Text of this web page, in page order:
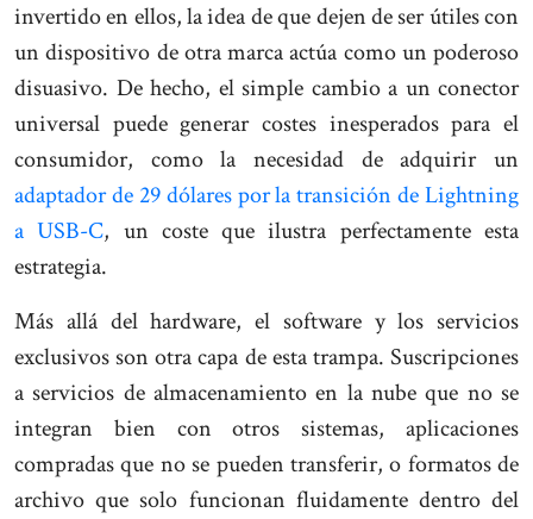
invertido en ellos, la idea de que dejen de ser útiles con
un dispositivo de otra marca actúa como un poderoso
disuasivo. De hecho, el simple cambio a un conector
universal puede generar costes inesperados para el
consumidor, como la necesidad de adquirir un
adaptador de 29 dólares por la transición de Lightning
a USB-C, un coste que ilustra perfectamente esta
estrategia.
Más allá del hardware, el software y los servicios
exclusivos son otra capa de esta trampa. Suscripciones
a servicios de almacenamiento en la nube que no se
integran bien con otros sistemas, aplicaciones
compradas que no se pueden transferir, o formatos de
archivo que solo funcionan fluidamente dentro del